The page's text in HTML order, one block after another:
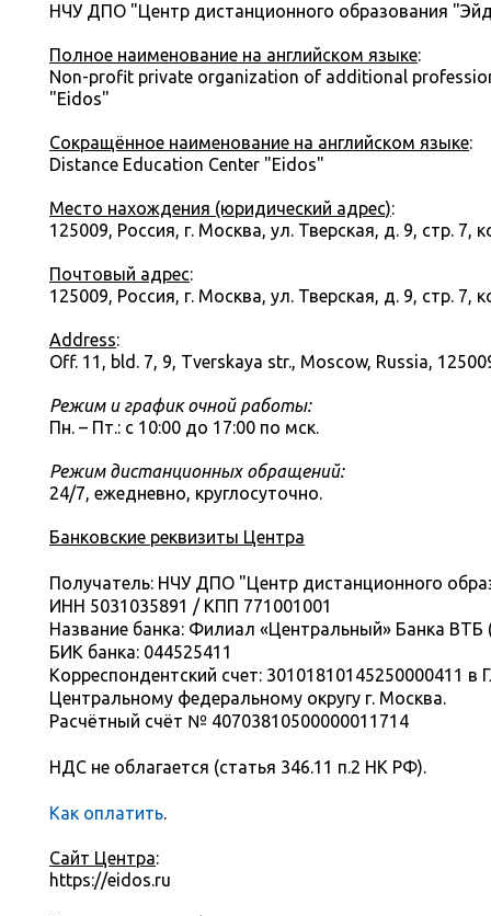
НЧУ ДПО "Центр дистанционного образования
Полное наименование на английском языке:
Non-profit private organization of additional
"Eidos"
Сокращённое наименование на английском языке:
Distance Education Center "Eidos"
Место нахождения (юридический адрес):
125009, Россия, г. Москва, ул. Тверская, д. 9, стр. 7,
Почтовый адрес:
125009, Россия, г. Москва, ул. Тверская, д. 9, стр. 7,
Address:
Off. 11, bld. 7, 9, Tverskaya str., Moscow, Russia,
Режим и график очной работы:
Пн. – Пт.: с 10:00 до 17:00 по мск.
Режим дистанционных обращений:
24/7, ежедневно, круглосуточно.
Банковские реквизиты Центра
Получатель: НЧУ ДПО "Центр дистанционного
ИНН 5031035891 / КПП 771001001
Название банка: Филиал «Центральный» Банка ВТБ
БИК банка: 044525411
Корреспондентский счет: 30101810145250000411 в
Центральному федеральному округу г. Москва.
Расчётный счёт № 40703810500000011714
НДС не облагается (статья 346.11 п.2 НК РФ).
Как оплатить.
Сайт Центра:
https://eidos.ru